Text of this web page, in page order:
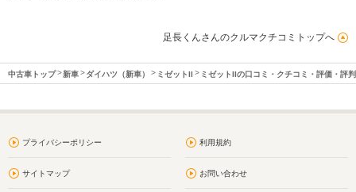
足長くんさんのクルマクチコミトップへ
中古車トップ 新車 ダイハツ（新車） ミゼットII ミゼットIIの口コミ・クチコミ・評価・評
プライバシーポリシー 利用規約
サイトマップ お問い合わせ